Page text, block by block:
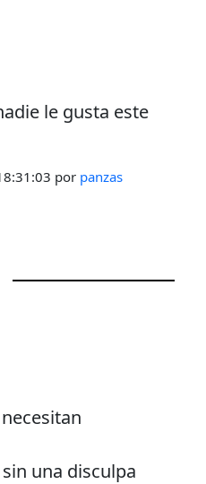
le gusta este
por panzas
una disculpa